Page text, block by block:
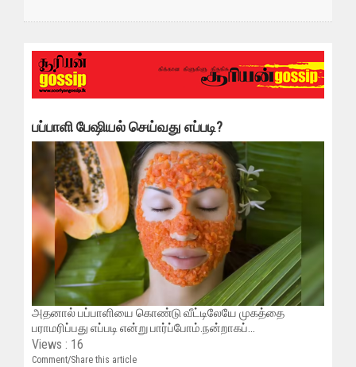
பப்பாளி பேஷியல் செய்வது எப்படி?
அதனால் பப்பாளியை கொண்டு வீட்டிலேயே முகத்தை
பராமரிப்பது எப்படி என்று பார்ப்போம்.நன்றாகப்...
Views : 16
Comment/Share this article